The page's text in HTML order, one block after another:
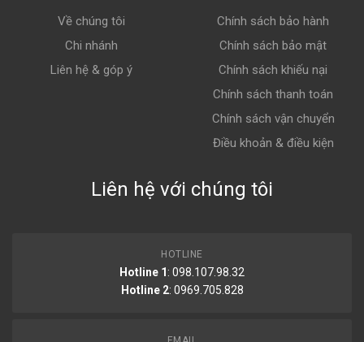
Về chúng tôi
Chi nhánh
Liên hệ & góp ý
Chính sách bảo hành
Chính sách bảo mật
Chính sách khiếu nại
Chính sách thanh toán
Chính sách vận chuyển
Điều khoản & điều kiện
Liên hệ với chúng tôi
HOTLINE
Hotline 1 : 098.107.98.32
Hotline 2: 0969.705.828